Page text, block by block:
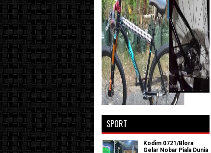
SPORT
Kodim 0721/Blora
Gelar Nobar Piala Dunia